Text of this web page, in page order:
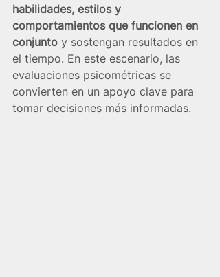
habilidades, estilos y
comportamientos que funcionen en
conjunto y sostengan resultados en
el tiempo. En este escenario, las
evaluaciones psicométricas se
convierten en un apoyo clave para
tomar decisiones más informadas.